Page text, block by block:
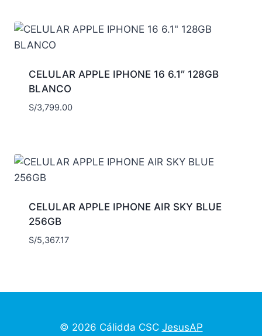
CELULAR APPLE IPHONE 16 6.1″ 128GB
BLANCO
S/3,799.00
CELULAR APPLE IPHONE AIR SKY BLUE
256GB
S/5,367.17
© 2026 Cálidda CSC JesusAP